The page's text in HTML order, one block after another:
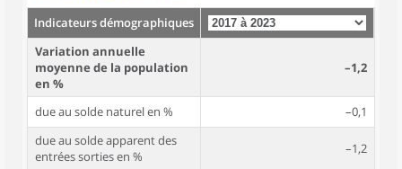
Indicateurs démographiques
Variation annuelle
moyenne de la population
en %
–1,2
due au solde naturel en %
–0,1
due au solde apparent des
entrées sorties en %
–1,2